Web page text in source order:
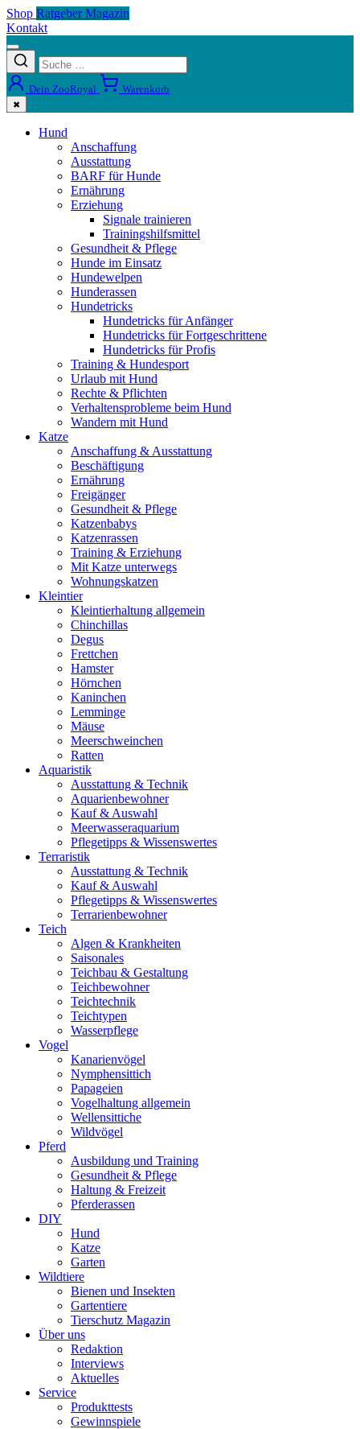
Shop Ratgeber Magazin
Kontakt
Dein ZooRoyal Warenkorb
✖
Hund
Anschaffung
Ausstattung
BARF für Hunde
Ernährung
Erziehung
Signale trainieren
Trainingshilfsmittel
Gesundheit & Pflege
Hunde im Einsatz
Hundewelpen
Hunderassen
Hundetricks
Hundetricks für Anfänger
Hundetricks für Fortgeschrittene
Hundetricks für Profis
Training & Hundesport
Urlaub mit Hund
Rechte & Pflichten
Verhaltensprobleme beim Hund
Wandern mit Hund
Katze
Anschaffung & Ausstattung
Beschäftigung
Ernährung
Freigänger
Gesundheit & Pflege
Katzenbabys
Katzenrassen
Training & Erziehung
Mit Katze unterwegs
Wohnungskatzen
Kleintier
Kleintierhaltung allgemein
Chinchillas
Degus
Frettchen
Hamster
Hörnchen
Kaninchen
Lemminge
Mäuse
Meerschweinchen
Ratten
Aquaristik
Ausstattung & Technik
Aquarienbewohner
Kauf & Auswahl
Meerwasseraquarium
Pflegetipps & Wissenswertes
Terraristik
Ausstattung & Technik
Kauf & Auswahl
Pflegetipps & Wissenswertes
Terrarienbewohner
Teich
Algen & Krankheiten
Saisonales
Teichbau & Gestaltung
Teichbewohner
Teichtechnik
Teichtypen
Wasserpflege
Vogel
Kanarienvögel
Nymphensittich
Papageien
Vogelhaltung allgemein
Wellensittiche
Wildvögel
Pferd
Ausbildung und Training
Gesundheit & Pflege
Haltung & Freizeit
Pferderassen
DIY
Hund
Katze
Garten
Wildtiere
Bienen und Insekten
Gartentiere
Tierschutz Magazin
Über uns
Redaktion
Interviews
Aktuelles
Service
Produkttests
Gewinnspiele